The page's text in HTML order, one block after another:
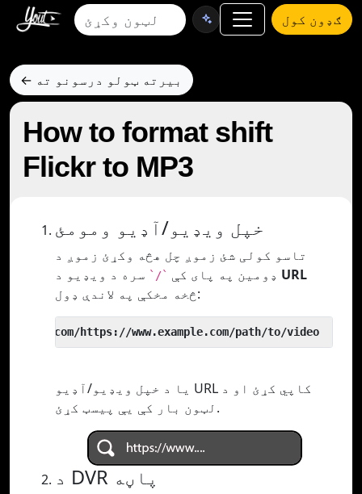
ګډون کول
← بیرته ټولو درسونو ته
How to format shift
Flickr to MP3
خپل ویډیو/آډیو ومومئ
تاسو کولی شئ زموږ چل هڅه وکړئ زموږ د
ډومین په پای کې `/`
URL
څخه مخکې په لاندې ډول:
یا د خپل ویډیو/آډیو URL کاپي کړئ او د
لټون بار کې یې پیسټ کړئ.
د DVR پاڼه